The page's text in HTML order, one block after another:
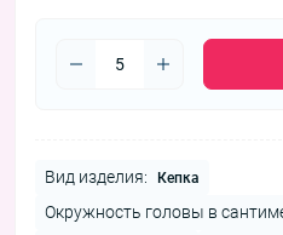
Вид изделия: Кепка
Окружность головы в